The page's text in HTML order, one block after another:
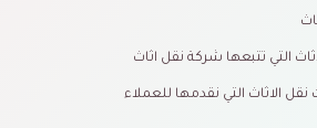
التي تتبعها شركة نقل اثاث
الاثاث التي نقدمها للعملاء